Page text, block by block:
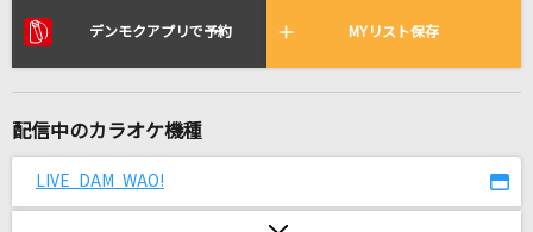
Blooming Days
三山ひろし
[生音]ひと夏の経験
デンモクアプリで予約 MYリスト保存
配信中のカラオケ機種
LIVE DAM WAO!